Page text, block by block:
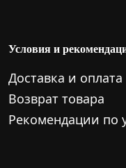
Условия и
Доставка и оплата
Возврат товара
Рекомендации по